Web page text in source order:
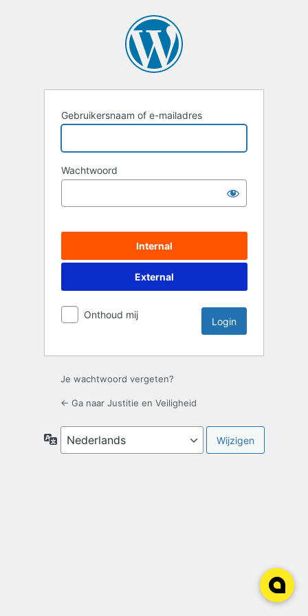
Gebruikersnaam of e-mailadres
Wachtwoord
Internal
External
Onthoud mij
Je wachtwoord vergeten?
← Ga naar Justitie en Veiligheid
Taal